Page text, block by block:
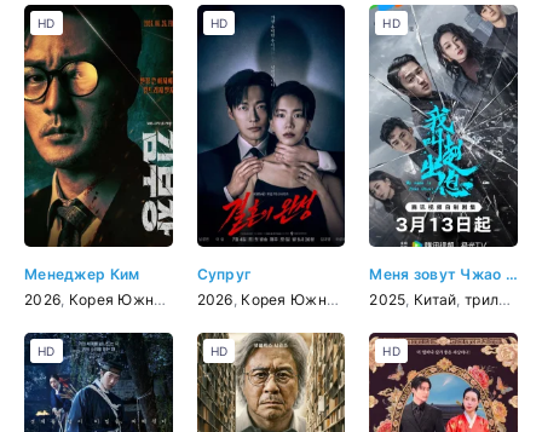
Менеджер Ким
2026 Корея Южная боевик, криминал
HD
Супруг
2026 Корея Южная триллер ,детектив
HD
Меня зовут Чжао Чуси
2025 Китай триллер
HD
HD HD HD